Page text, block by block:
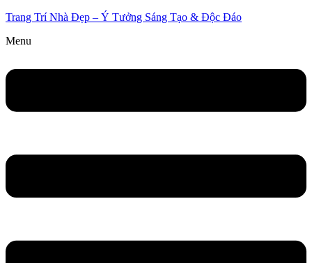
Trang Trí Nhà Đẹp – Ý Tưởng Sáng Tạo & Độc Đáo
Menu